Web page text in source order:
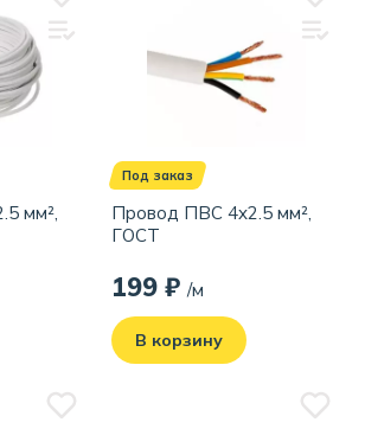
мм²,
Под заказ
Провод ПВС 4x2.5 мм²,
ГОСТ
199 ₽ /м
В корзину